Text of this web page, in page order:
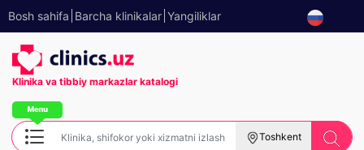
Bosh sahifa Barcha klinikalar Yangiliklar
Klinika va tibbiy markazlar katalogi
Toshkent